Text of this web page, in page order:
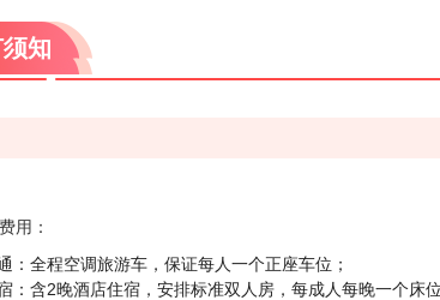
知
用：
：全程空调旅游车，保证每人一个正座车位；
：含2晚酒店住宿，安排标准双人房，每成人每晚一个床位